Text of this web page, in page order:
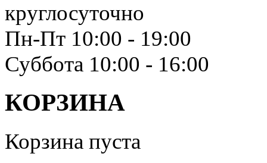
круглосуточно
Пн-Пт 10:00 - 19:00
Суббота 10:00 - 16:00
КОРЗИНА
Корзина пуста